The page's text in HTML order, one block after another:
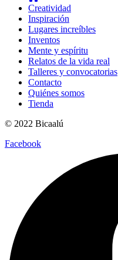
Creatividad
Inspiración
Lugares increíbles
Inventos
Mente y espíritu
Relatos de la vida real
Talleres y convocatorias
Contacto
Quiénes somos
Tienda
© 2022 Bicaalú
Facebook